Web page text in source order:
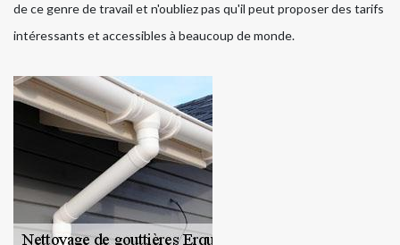
de ce genre de travail et n'oubliez pas qu'il peut proposer des tarifs
intéressants et accessibles à beaucoup de monde.